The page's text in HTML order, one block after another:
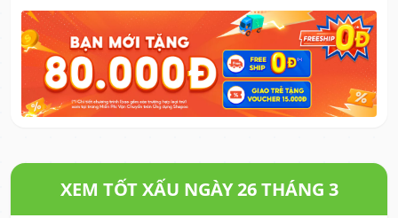
XEM TỐT XẤU NGÀY 26 THÁNG 3